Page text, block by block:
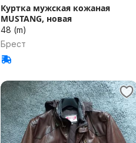
Куртка мужская кожаная
MUSTANG, новая
48 (m)
Брест